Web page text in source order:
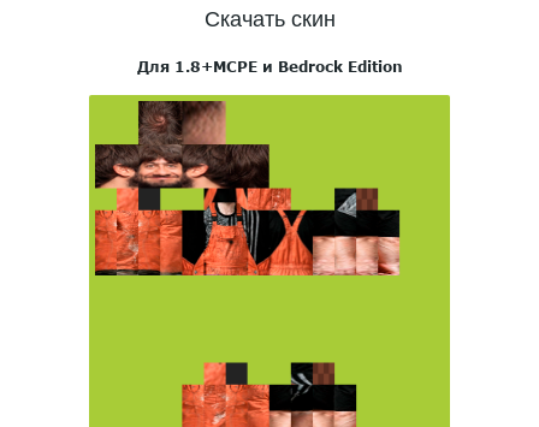
Скачать скин
Для 1.8+MCPE и Bedrock Edition